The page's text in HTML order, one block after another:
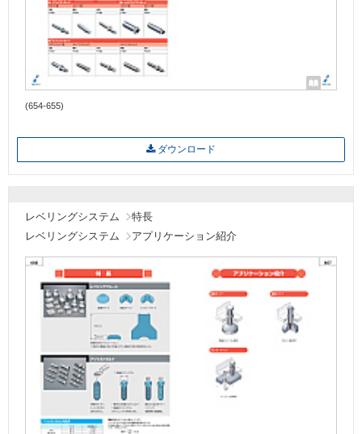
(654-655)
ダウンロード
レベリングシステム
特長
レベリングシステム
アプリケーション紹介